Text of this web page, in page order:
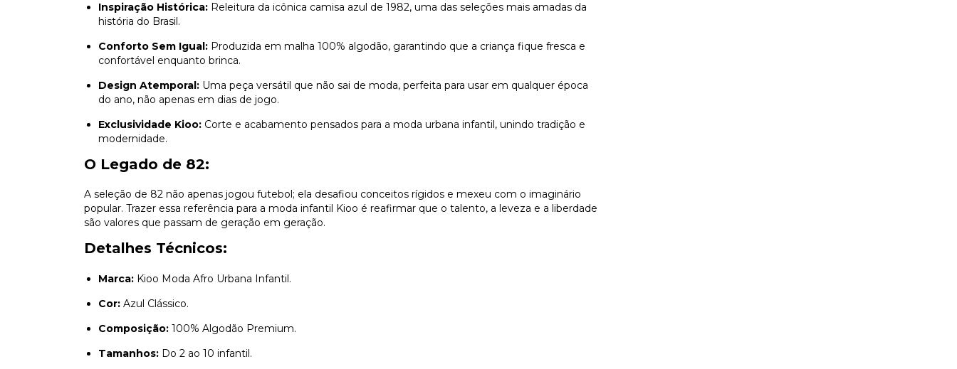
Inspiração Histórica: Releitura da icônica camisa azul de 1982, uma das seleções mais amadas da
história do Brasil.
Conforto Sem Igual: Produzida em malha 100% algodão, garantindo que a criança fique fresca e
confortável enquanto brinca.
Design Atemporal: Uma peça versátil que não sai de moda, perfeita para usar em qualquer época
do ano, não apenas em dias de jogo.
Exclusividade Kioo: Corte e acabamento pensados para a moda urbana infantil, unindo tradição e
modernidade.
O Legado de 82:
A seleção de 82 não apenas jogou futebol; ela desafiou conceitos rígidos e mexeu com o imaginário
popular. Trazer essa referência para a moda infantil Kioo é reafirmar que o talento, a leveza e a liberdade
são valores que passam de geração em geração.
Detalhes Técnicos:
Marca: Kioo Moda Afro Urbana Infantil.
Cor: Azul Clássico.
Composição: 100% Algodão Premium.
Tamanhos: Do 2 ao 10 infantil.